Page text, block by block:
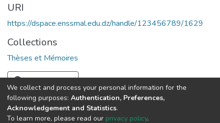
URI
https://dspace.enssmal.edu.dz/handle/123456789/1629
Collections
Thèses et Mémoires
Full item page
© 2025 ENSSMAL – Tous droits réservés.
We collect and process your personal information for the
following purposes: Authentication, Preferences,
Acknowledgement and Statistics.
To learn more, please read our privacy policy.